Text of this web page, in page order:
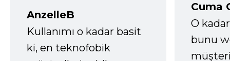
AnzelleB
Kullanımı o kadar basit
ki, en teknofobik
Cuma
O
bunu